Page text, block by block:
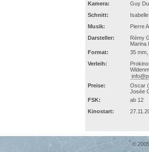
Kamera:
Guy
Schnitt:
Musik:
Pierre
Darsteller:
Rémy
Marina
Format:
35
Verleih:
Preise:
Oscar
Josée
FSK:
ab 12
Kinostart:
©